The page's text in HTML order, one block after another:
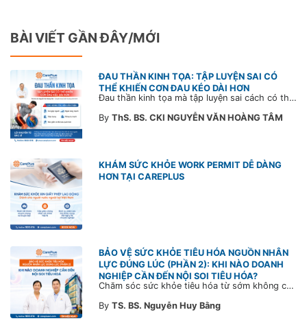
BÀI VIẾT GẦN ĐÂY/MỚI
ĐAU THẦN KINH TỌA: TẬP LUYỆN SAI CÓ
THỂ KHIẾN CƠN ĐAU KÉO DÀI HƠN
Đau thần kinh tọa mà tập luyện sai cách có thể khiến cơn đau trở nặng và kéo dài thời gian hồi phục. Tham khảo chia sẻ của Bác sĩ CarePlus để nắm các động tác cần tránh và có góc nhìn đúng về phương pháp điều trị phù hợp trong bài viết sau.
By ThS. BS. CKI NGUYỄN VĂN HOÀNG TÂM
KHÁM SỨC KHỎE WORK PERMIT DỄ DÀNG
HƠN TẠI CAREPLUS
BẢO VỆ SỨC KHỎE TIÊU HÓA NGUỒN NHÂN
LỰC ĐÚNG LÚC (PHẦN 2): KHI NÀO DOANH
NGHIỆP CẦN ĐẾN NỘI SOI TIÊU HÓA?
Chăm sóc sức khỏe tiêu hóa từ sớm không chỉ giúp phát hiện bệnh kịp thời mà còn góp phần xây dựng đội ngũ khỏe mạnh, ổn định và gắn bó lâu dài. CarePlus sẵn sàng đồng hành cùng doanh nghiệp trong việc thiết kế chương trình chăm sóc sức khỏe phù hợp theo từng nhân sự, nhằm tối ưu hiệu quả đầu tư phúc lợi và phát triển nguồn nhân lực bền vững.
By TS. BS. Nguyễn Huy Bằng